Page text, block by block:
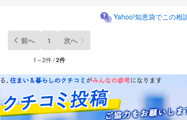
Yahoo!知恵袋でこの相
前へ 1 次へ
1～2件 /2件